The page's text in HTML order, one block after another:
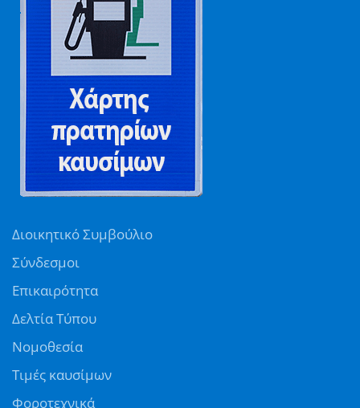
Διοικητικό Συμβούλιο
Σύνδεσμοι
Επικαιρότητα
Δελτία Τύπου
Νομοθεσία
Τιμές καυσίμων
Φοροτεχνικά